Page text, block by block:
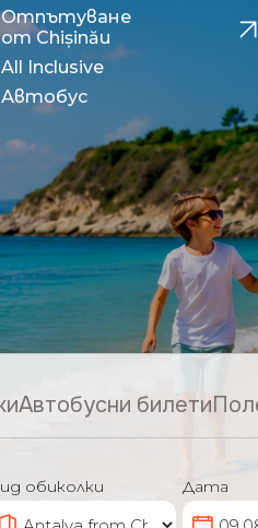
Выезд из Кишинёв
All Inclusive
Самолет
Автобусни билети
обиколки Дата